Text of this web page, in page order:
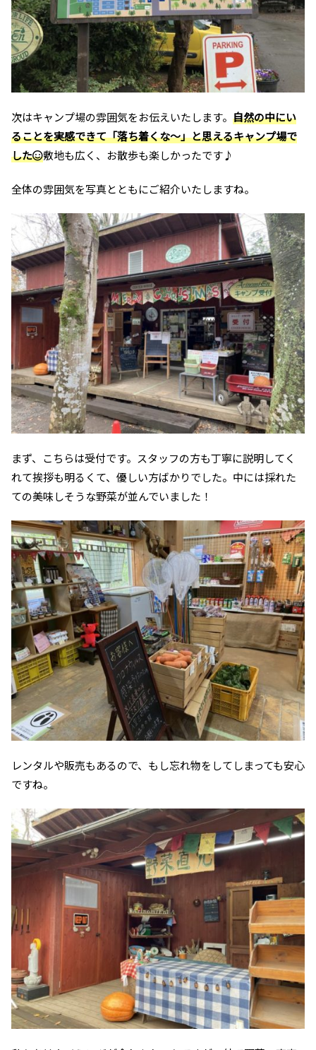
次はキャンプ場の雰囲気をお伝えいたします。 自然の中にい
ることを実感できて「落ち着くな～」と思えるキャンプ場で
した
敷地も広く、お散歩も楽しかったです♪
全体の雰囲気を写真とともにご紹介いたしますね。
まず、こちらは受付です。スタッフの方も丁寧に説明してく
れて挨拶も明るくて、優しい方ばかりでした。中には採れた
ての美味しそうな野菜が並んでいました！
レンタルや販売もあるので、もし忘れ物をしてしまっても安心
ですね。